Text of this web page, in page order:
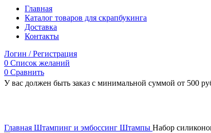
Главная
Каталог товаров для скрапбукинга
Доставка
Контакты
Логин / Регистрация
0 Список желаний
0 Сравнить
У вас должен быть заказ с минимальной суммой от 500
Главная Штампинг и эмбоссинг Штампы Набор